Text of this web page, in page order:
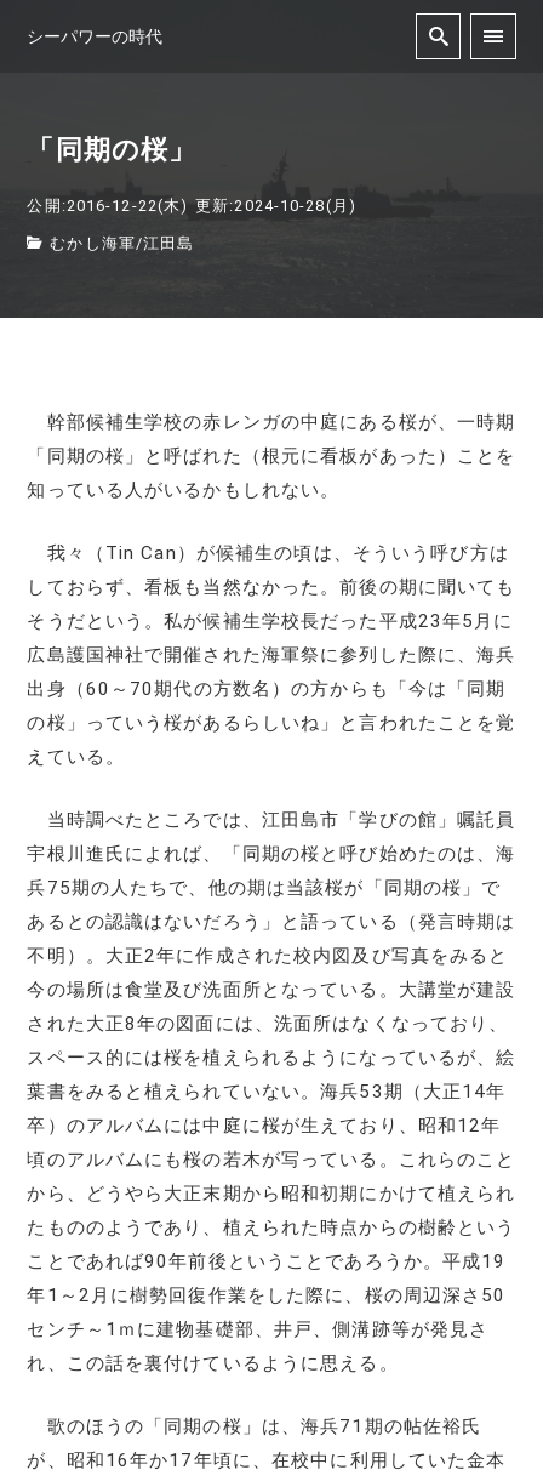
シーパワーの時代
「同期の桜」
公開:2016-12-22(木) 更新:2024-10-28(月)
むかし海軍/江田島
幹部候補生学校の赤レンガの中庭にある桜が、一時期
「同期の桜」と呼ばれた（根元に看板があった）ことを
知っている人がいるかもしれない。
我々（Tin Can）が候補生の頃は、そういう呼び方は
しておらず、看板も当然なかった。前後の期に聞いても
そうだという。私が候補生学校長だった平成23年5月に
広島護国神社で開催された海軍祭に参列した際に、海兵
出身（60～70期代の方数名）の方からも「今は「同期
の桜」っていう桜があるらしいね」と言われたことを覚
えている。
当時調べたところでは、江田島市「学びの館」嘱託員
宇根川進氏によれば、「同期の桜と呼び始めたのは、海
兵75期の人たちで、他の期は当該桜が「同期の桜」で
あるとの認識はないだろう」と語っている（発言時期は
不明）。大正2年に作成された校内図及び写真をみると
今の場所は食堂及び洗面所となっている。大講堂が建設
された大正8年の図面には、洗面所はなくなっており、
スペース的には桜を植えられるようになっているが、絵
葉書をみると植えられていない。海兵53期（大正14年
卒）のアルバムには中庭に桜が生えており、昭和12年
頃のアルバムにも桜の若木が写っている。これらのこと
から、どうやら大正末期から昭和初期にかけて植えられ
たもののようであり、植えられた時点からの樹齢という
ことであれば90年前後ということであろうか。平成19
年1～2月に樹勢回復作業をした際に、桜の周辺深さ50
センチ～1ｍに建物基礎部、井戸、側溝跡等が発見さ
れ、この話を裏付けているように思える。
歌のほうの「同期の桜」は、海兵71期の帖佐裕氏
が、昭和16年か17年頃に、在校中に利用していた金本